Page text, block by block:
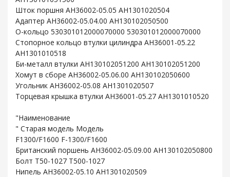
Шток поршня AH36002-05.05 AH1301020504
Адаптер AH36002-05.04.00 AH130102050500
O-кольцо 530301012000070000 530301012000070000
Стопорное кольцо втулки цилиндра AH36001-05.22
AH1301010518
Би-металл втулки AH130102051200 AH130102051200
Хомут в сборе AH36002-05.06.00 AH130102050600
Угольник AH36002-05.08 AH1301020507
Торцевая крышка втулки AH36001-05.27 AH1301010520
"Наименование
" Старая модель Модель
F1300/F1600 F-1300/F1600
Британский поршень AH36002-05.09.00 AH130102050800
Болт T50-1027 T500-1027
Нипель AH36002-05.10 AH1301020509